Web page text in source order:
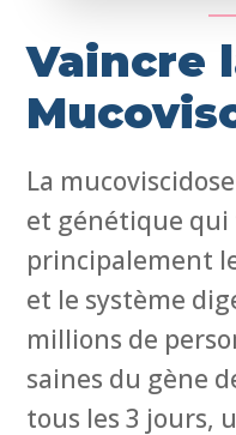
Vaincre
La
et génétique qui
principalement
et le système
millions de
saines du gène
tous les 3 jours,